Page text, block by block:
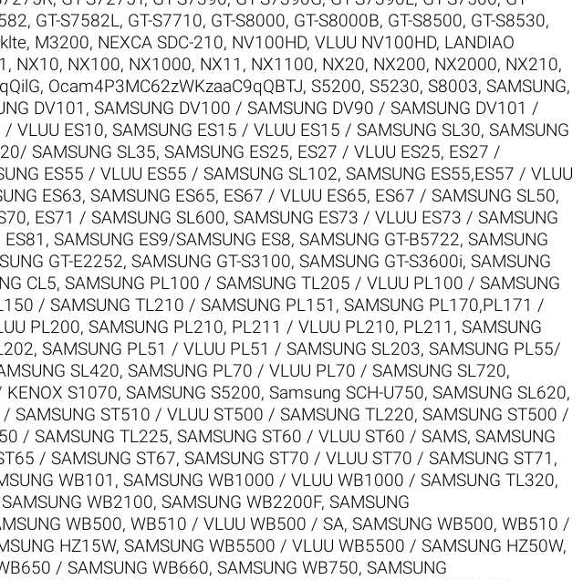
, GT-S7582L, GT-S7710, GT-S8000, GT-S8000B, GT-S8500, GT-S8530,
klte, M3200, NEXCA SDC-210, NV100HD, VLUU NV100HD, LANDIAO
, NX10, NX100, NX1000, NX11 , NX1100, NX20, NX200, NX2000, NX210,
, Ocam4P3MC62zWKzaaC9qQBTJ, S5200, S5230, S8003, SAMSUNG,
DV101 , SAMSUNG DV100 / SAMSUNG DV90 / SAMSUNG DV101 /
/ VLUU ES10, SAMSUNG ES15 / VLUU ES15 / SAMSUNG SL30, SAMSUNG
SAMSUNG SL35, SAMSUNG ES25, ES27 / VLUU ES25, ES27 /
ES55 / VLUU ES55 / SAMSUNG SL102, SAMSUNG ES55,ES57 / VLUU
ES63, SAMSUNG ES65, ES67 / VLUU ES65, ES67 / SAMSUNG SL50,
ES71 / SAMSUNG SL600, SAMSUNG ES73 / VLUU ES73 / SAMSUNG
, SAMSUNG ES9/SAMSUNG ES8, SAMSUNG GT-B5722, SAMSUNG
GT-E2252, SAMSUNG GT-S3100, SAMSUNG GT-S3600i, SAMSUNG
CL5, SAMSUNG PL100 / SAMSUNG TL205 / VLUU PL100 / SAMSUNG
/ SAMSUNG TL210 / SAMSUNG PL151 , SAMSUNG PL170,PL171 /
PL200, SAMSUNG PL210, PL211 / VLUU PL210, PL211 , SAMSUNG
, SAMSUNG PL51 / VLUU PL51 / SAMSUNG SL203, SAMSUNG PL55/
SL420, SAMSUNG PL70 / VLUU PL70 / SAMSUNG SL720,
S1070, SAMSUNG S5200, Samsung SCH-U750, SAMSUNG SL620,
SAMSUNG ST510 / VLUU ST500 / SAMSUNG TL220, SAMSUNG ST500 /
/ SAMSUNG TL225, SAMSUNG ST60 / VLUU ST60 / SAMS, SAMSUNG
/ SAMSUNG ST67, SAMSUNG ST70 / VLUU ST70 / SAMSUNG ST71 ,
WB101 , SAMSUNG WB1000 / VLUU WB1000 / SAMSUNG TL320,
SAMSUNG WB2100, SAMSUNG WB2200F, SAMSUNG
WB500, WB510 / VLUU WB500 / SA, SAMSUNG WB500, WB510 /
HZ15W, SAMSUNG WB5500 / VLUU WB5500 / SAMSUNG HZ50W,
/ SAMSUNG WB660, SAMSUNG WB750, SAMSUNG